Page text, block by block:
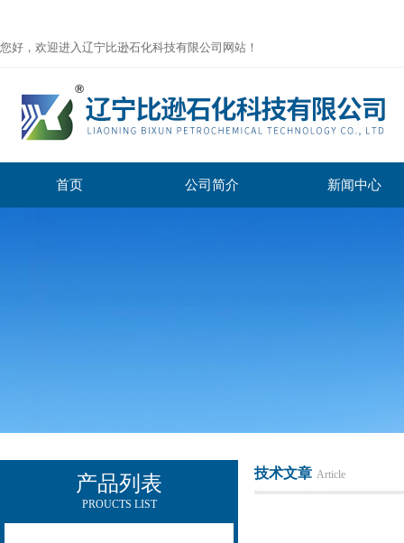
您好，欢迎进入辽宁比逊石化科技有限公司网站！
首页 公司简介 新闻中心
产品列表
PROUCTS LIST
技术文章 Article